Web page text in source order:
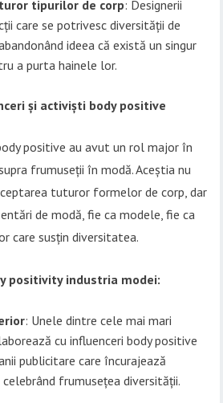
tipurilor de corp: Designerii
care se potrivesc diversității de
ideea că există un singur
a purta hainele lor.
și activiști body positive
positive au avut un rol major în
frumuseții în modă. Aceștia nu
tuturor formelor de corp, dar
de modă, fie ca modele, fie ca
care susțin diversitatea.
positivity industria modei:
: Unele dintre cele mai mari
cu influenceri body positive
publicitare care încurajează
celebrând frumusețea diversității.